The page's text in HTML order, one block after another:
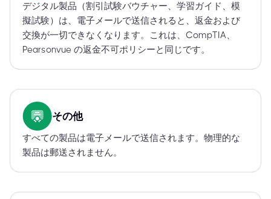
デジタル製品（割引試験バウチャー、学習ガイド、模
擬試験）は、電子メールで送信されると、返金および
交換が一切できなくなります。これは、CompTIA、
Pearsonvue の返金不可ポリシーと同じです。
その他
すべての製品は電子メールで送信されます。物理的な
製品は郵送されません。